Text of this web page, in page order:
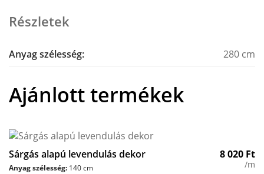
Részletek
Anyag szélesség: 280 cm
Ajánlott termékek
Sárgás alapú levendulás dekor 8 020 Ft
/m
Anyag szélesség: 140 cm